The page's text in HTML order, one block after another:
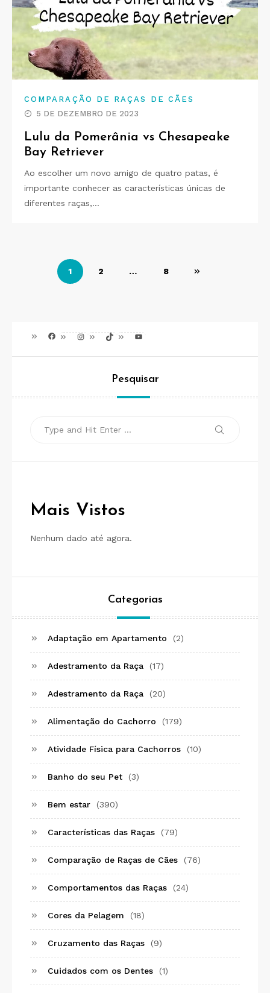
COMPARAÇÃO DE RAÇAS DE CÃES
5 DE DEZEMBRO DE 2023
Lulu da Pomerânia vs Chesapeake
Bay Retriever
Ao escolher um novo amigo de quatro patas, é
importante conhecer as características únicas de
diferentes raças,…
Paginação
1 2 … 8
FacebookInstagramTikTok Youtube
Pesquisar
Search
Mais Vistos
Nenhum dado até agora.
Categorias
Adaptação em Apartamento (2)
Adestramento da Raça (17)
Adestramento da Raça (20)
Alimentação do Cachorro (179)
Atividade Física para Cachorros (10)
Banho do seu Pet (3)
Bem estar (390)
Características das Raças (79)
Comparação de Raças de Cães (76)
Comportamentos das Raças (24)
Cores da Pelagem (18)
Cruzamento das Raças (9)
Cuidados com os Dentes (1)